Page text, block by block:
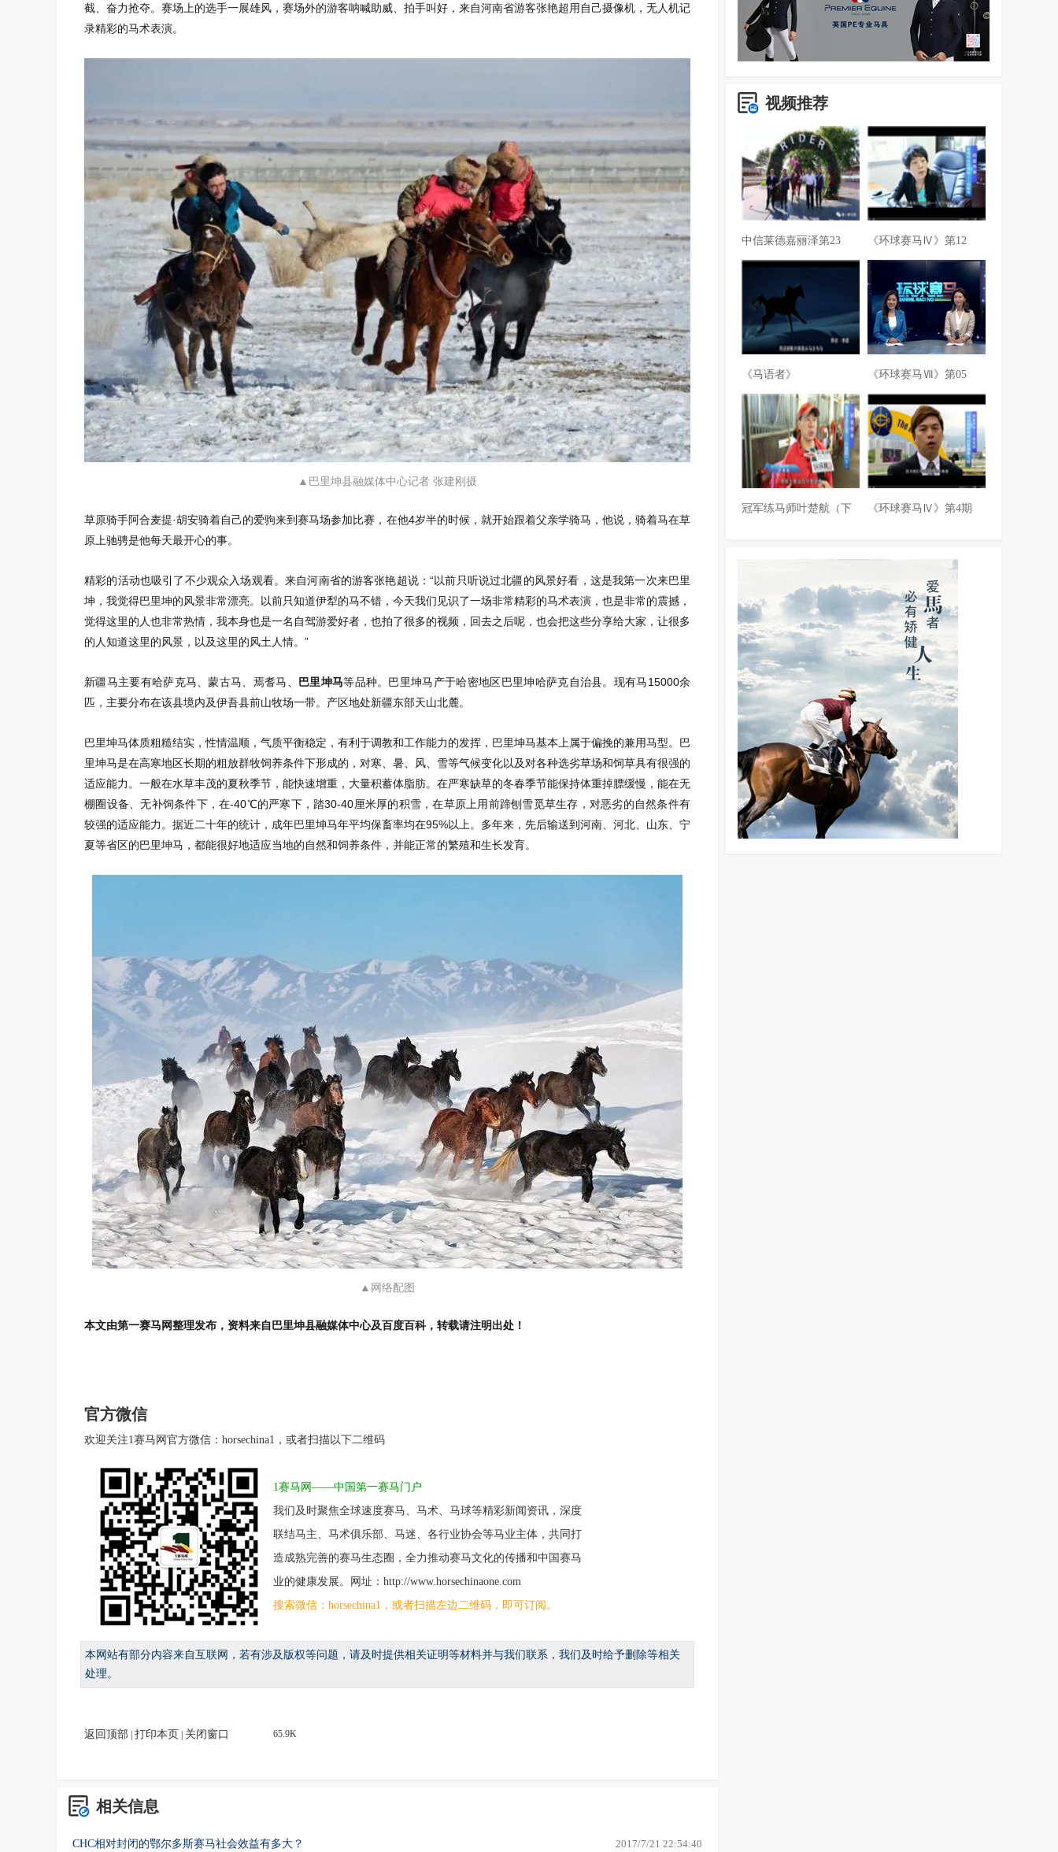
视频推荐
中信莱德嘉丽泽第23 《环球赛马Ⅳ》第12
《马语者》 《环球赛马Ⅶ》第05
冠军练马师叶楚航（下 《环球赛马Ⅳ》第4期
截、奋力抢夺。赛场上的选手一展雄风，赛场外的游客呐喊助威、拍手叫好，来自河南省游客张艳超用自己摄像机，无人机记
录精彩的马术表演。
▲巴里坤县融媒体中心记者 张建刚摄
草原骑手阿合麦提·胡安骑着自己的爱驹来到赛马场参加比赛，在他4岁半的时候，就开始跟着父亲学骑马，他说，骑着马在草
原上驰骋是他每天最开心的事。
精彩的活动也吸引了不少观众入场观看。来自河南省的游客张艳超说：“以前只听说过北疆的风景好看，这是我第一次来巴里
坤，我觉得巴里坤的风景非常漂亮。以前只知道伊犁的马不错，今天我们见识了一场非常精彩的马术表演，也是非常的震撼，
觉得这里的人也非常热情，我本身也是一名自驾游爱好者，也拍了很多的视频，回去之后呢，也会把这些分享给大家，让很多
的人知道这里的风景，以及这里的风土人情。”
新疆马主要有哈萨克马、蒙古马、焉耆马、 巴里坤马等品种。巴里坤马产于哈密地区巴里坤哈萨克自治县。现有马15000余
匹，主要分布在该县境内及伊吾县前山牧场一带。产区地处新疆东部天山北麓。
巴里坤马体质粗糙结实，性情温顺，气质平衡稳定，有利于调教和工作能力的发挥，巴里坤马基本上属于偏挽的兼用马型。巴
里坤马是在高寒地区长期的粗放群牧饲养条件下形成的，对寒、暑、风、雪等气候变化以及对各种选劣草场和饲草具有很强的
适应能力。一般在水草丰茂的夏秋季节，能快速增重，大量积蓄体脂肪。在严寒缺草的冬春季节能保持体重掉膘缓慢，能在无
棚圈设备、无补饲条件下，在-40℃的严寒下，踏30-40厘米厚的积雪，在草原上用前蹄刨雪觅草生存，对恶劣的自然条件有
较强的适应能力。据近二十年的统计，成年巴里坤马年平均保畜率均在95%以上。多年来，先后输送到河南、河北、山东、宁
夏等省区的巴里坤马，都能很好地适应当地的自然和饲养条件，并能正常的繁殖和生长发育。
▲网络配图
本文由第一赛马网整理发布，资料来自巴里坤县融媒体中心及百度百科，转载请注明出处！
官方微信
欢迎关注1赛马网官方微信：horsechina1，或者扫描以下二维码
1赛马网——中国第一赛马门户
我们及时聚焦全球速度赛马、马术、马球等精彩新闻资讯，深度
联结马主、马术俱乐部、马迷、各行业协会等马业主体，共同打
造成熟完善的赛马生态圈，全力推动赛马文化的传播和中国赛马
业的健康发展。网址：http://www.horsechinaone.com
搜索微信：horsechina1，或者扫描左边二维码，即可订阅。
本网站有部分内容来自互联网，若有涉及版权等问题，请及时提供相关证明等材料并与我们联系，我们及时给予删除等相关
处理。
返回顶部 | 打印本页 | 关闭窗口 65.9K
相关信息
CHC相对封闭的鄂尔多斯赛马社会效益有多大？ 2017/7/21 22:54:40